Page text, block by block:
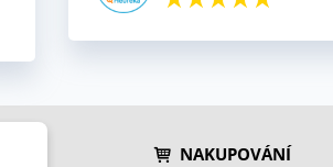
NAKUPOVÁNÍ